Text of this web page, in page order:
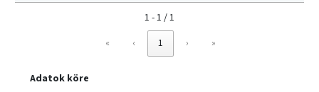
1 - 1 / 1
«
‹ 1 › »
Adatok köre